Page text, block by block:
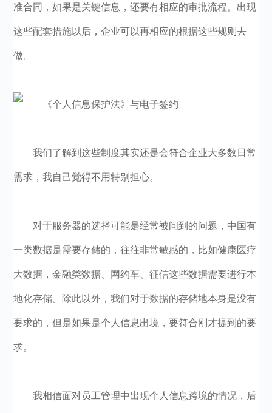
准合同，如果是关键信息，还要有相应的审批流程。出现
这些配套措施以后，企业可以再相应的根据这些规则去
做。
我们了解到这些制度其实还是会符合企业大多数日常
需求，我自己觉得不用特别担心。
对于服务器的选择可能是经常被问到的问题，中国有
一类数据是需要存储的，往往非常敏感的，比如健康医疗
大数据，金融类数据、网约车、征信这些数据需要进行本
地化存储。除此以外，我们对于数据的存储地本身是没有
要求的，但是如果是个人信息出境，要符合刚才提到的要
求。
我相信面对员工管理中出现个人信息跨境的情况，后